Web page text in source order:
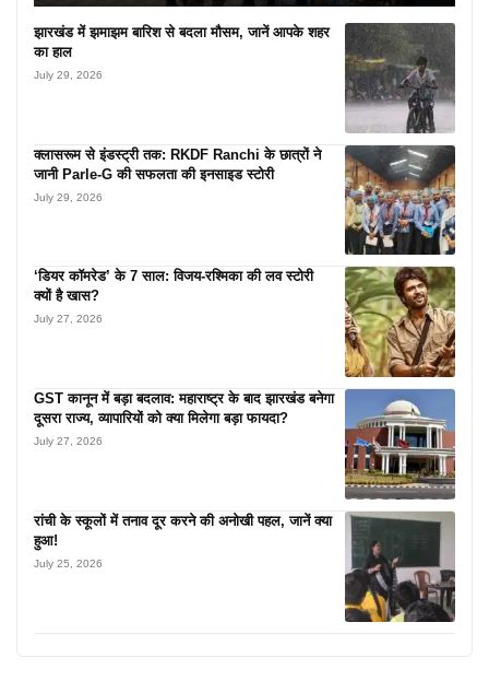
झारखंड में झमाझम बारिश से बदला मौसम, जानें आपके शहर
का हाल
July 29, 2026
क्लासरूम से इंडस्ट्री तक: RKDF Ranchi के छात्रों ने
जानी Parle-G की सफलता की इनसाइड स्टोरी
July 29, 2026
‘डियर कॉमरेड’ के 7 साल: विजय-रश्मिका की लव स्टोरी
क्यों है खास?
July 27, 2026
GST कानून में बड़ा बदलाव: महाराष्ट्र के बाद झारखंड बनेगा
दूसरा राज्य, व्यापारियों को क्या मिलेगा बड़ा फायदा?
July 27, 2026
रांची के स्कूलों में तनाव दूर करने की अनोखी पहल, जानें क्या
हुआ!
July 25, 2026